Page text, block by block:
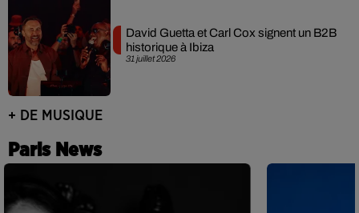
31 juillet 2026
David Guetta et Carl Cox signent un B2B
historique à Ibiza
+ DE MUSIQUE
Paris News